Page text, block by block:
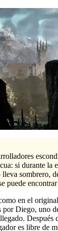
si durante la
sombrero,
puede
en el
por Diego, uno
Después
es libre de